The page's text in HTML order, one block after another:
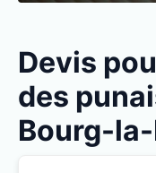
Devis
des
Bourg-